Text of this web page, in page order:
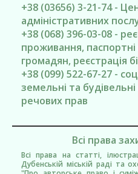
+38 (03656) 3-21-74 -
адміністративних
+38 (068) 396-03-08 -
проживання,
громадян, реєстрація
+38 (099) 522-67-27 -
земельні та
речових прав
Всі права
Всі права на статті,
Дубенській міській раді та